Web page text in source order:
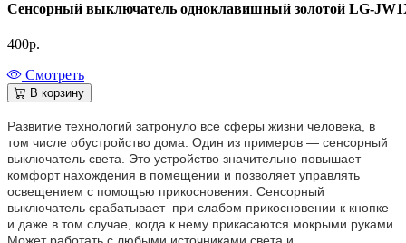
Сенсорный выключатель одноклавишный золотой LG-
400р.
Смотреть
В корзину
Развитие технологий затронуло все сферы жизни человека, в
том числе обустройство дома. Один из примеров — сенсорный
выключатель света. Это устройство значительно повышает
комфорт нахождения в помещении и позволяет управлять
освещением с помощью прикосновения. Сенсорный
выключатель срабатывает при слабом прикосновении к кнопке
и даже в том случае, когда к нему прикасаются мокрыми руками.